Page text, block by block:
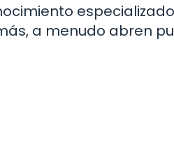
a menudo abren